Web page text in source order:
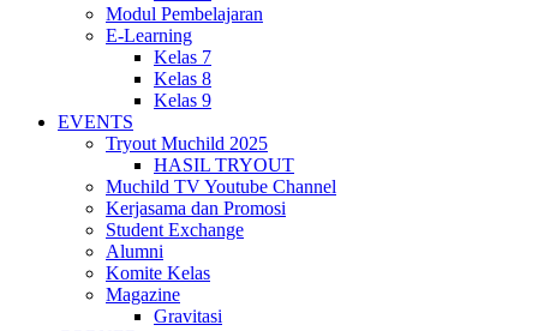
Modul Pembelajaran
E-Learning
Kelas 7
Kelas 8
Kelas 9
EVENTS
Tryout Muchild 2025
HASIL TRYOUT
Muchild TV Youtube Channel
Kerjasama dan Promosi
Student Exchange
Alumni
Komite Kelas
Magazine
Gravitasi